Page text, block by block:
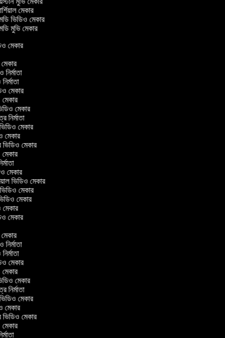
মেকার
ভিডিও মেকার
মুভি মেকার
মেকার
মেকার
নির্মাতা
মেকার
মেকার
মেকার
নির্মাতা
ভিডিও মেকার
মেকার
ভিডিও মেকার
মেকার
মেকার
ভিডিও মেকার
মেকার
মেকার
মেকার
মেকার
মেকার
নির্মাতা
মেকার
মেকার
মেকার
নির্মাতা
ভিডিও মেকার
মেকার
ভিডিও মেকার
মেকার